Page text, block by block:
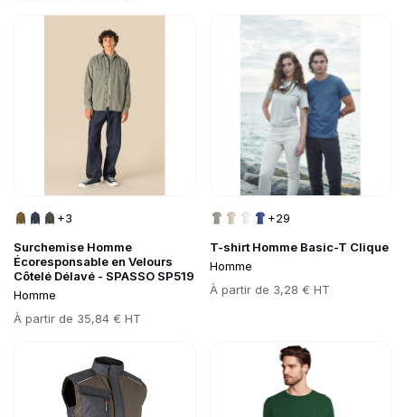
Surchemise Homme
Écoresponsable en Velours
Côtelé Délavé - SPASSO SP519
Homme
Prix
À partir de 35,84 € HT
+3
Go to product page
T-shirt Homme Basic-T Clique
Homme
Prix
À partir de 3,28 € HT
+29
Go to product page
Go to product page Go to product page